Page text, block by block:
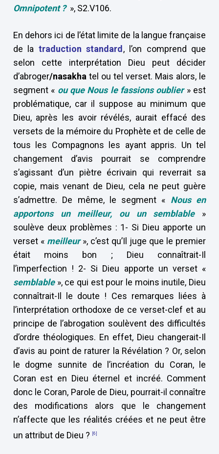
Omnipotent ? », S2.V106.
En dehors ici de l’état limite de la langue française
de la traduction standard , l’on comprend que
selon cette interprétation Dieu peut décider
d’abroger/nasakha tel ou tel verset. Mais alors, le
segment « ou que Nous le fassions oublier» est
problématique, car il suppose au minimum que
Dieu, après les avoir révélés, aurait effacé des
versets de la mémoire du Prophète et de celle de
tous les Compagnons les ayant appris. Un tel
changement d’avis pourrait se comprendre
s’agissant d’un piètre écrivain qui reverrait sa
copie, mais venant de Dieu, cela ne peut guère
s’admettre. De même, le segment « Nous en
apportons un meilleur, ou un semblable»
soulève deux problèmes : 1- Si Dieu apporte un
verset « meilleur», c’est qu’Il juge que le premier
était moins bon ; Dieu connaîtrait-Il
l’imperfection ! 2- Si Dieu apporte un verset «
semblable», ce qui est pour le moins inutile, Dieu
connaîtrait-Il le doute ! Ces remarques liées à
l’interprétation orthodoxe de ce verset-clef et au
principe de l’abrogation soulèvent des difficultés
d’ordre théologiques. En effet, Dieu changerait-Il
d’avis au point de raturer la Révélation ? Or, selon
le dogme sunnite de l’incréation du Coran, le
Coran est en Dieu éternel et incréé. Comment
donc le Coran, Parole de Dieu, pourrait-il connaître
des modifications alors que le changement
n’affecte que les réalités créées et ne peut être
un attribut de Dieu ?
[6]